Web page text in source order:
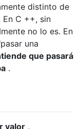
distinto de
En C ++, sin
no lo es. En
una
que pasará
.
valor .